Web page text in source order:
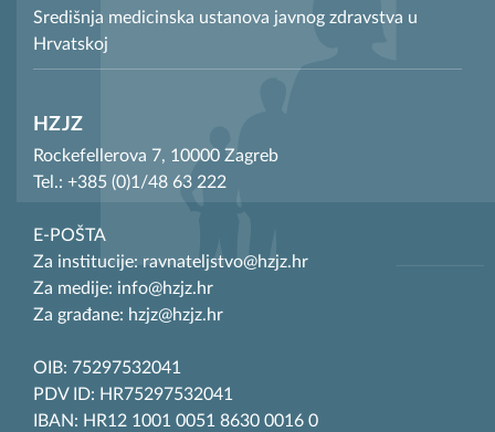
Središnja medicinska ustanova javnog zdravstva u
Hrvatskoj
HZJZ
Rockefellerova 7, 10000 Zagreb
Tel.: +385 (0)1/48 63 222
E-POŠTA
Za institucije: ravnateljstvo@hzjz.hr
Za medije: info@hzjz.hr
Za građane: hzjz@hzjz.hr
OIB: 75297532041
PDV ID: HR75297532041
IBAN: HR12 1001 0051 8630 0016 0